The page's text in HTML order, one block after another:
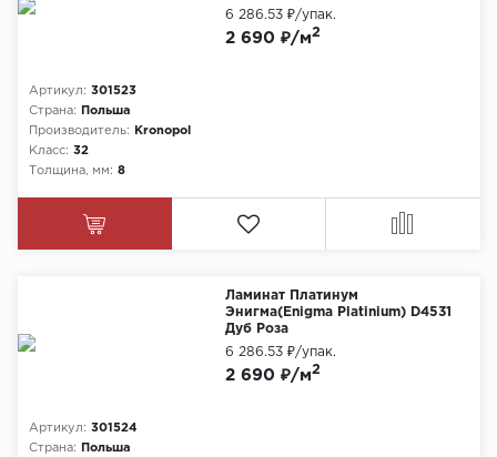
Артикул: 301523
Страна:
Польша
Производитель:
Kronopol
Класс: 32
Толщина, мм: 8
2 690 ₽/м2
6 286.53 ₽/упак.
Ламинат Платинум
Энигма(Enigma Platinium) D4531
Дуб Роза
Артикул: 301524
Страна:
Польша
2 690 ₽/м2
6 286.53 ₽/упак.